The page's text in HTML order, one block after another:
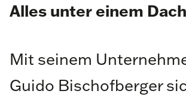
Alles unter einem Dach
Mit seinem
Guido Bischofberger